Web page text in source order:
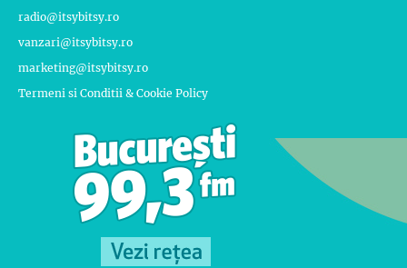
radio@itsybitsy.ro
vanzari@itsybitsy.ro
marketing@itsybitsy.ro
Termeni si Conditii & Cookie Policy